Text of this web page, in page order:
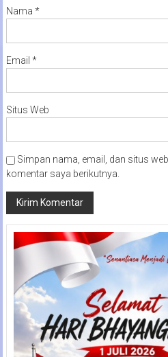
Nama *
Email *
Situs Web
Simpan nama, email, dan situs
komentar saya berikutnya.